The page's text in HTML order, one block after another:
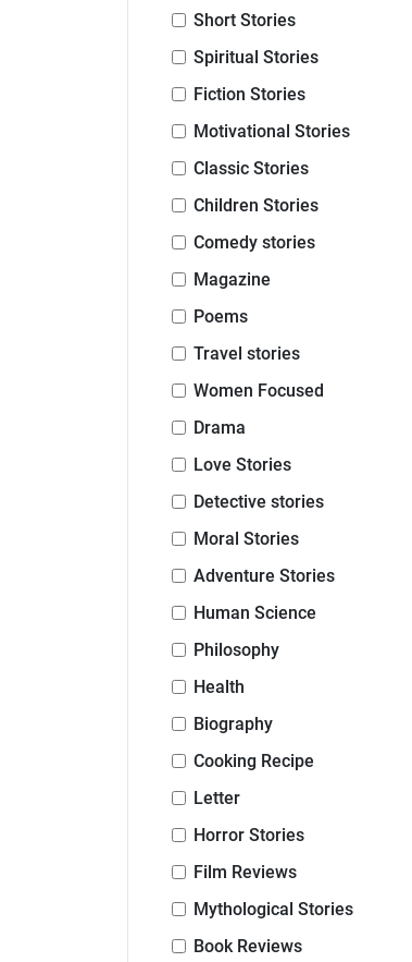
Short Stories
Spiritual Stories
Fiction Stories
Motivational Stories
Classic Stories
Children Stories
Comedy stories
Magazine
Poems
Travel stories
Women Focused
Drama
Love Stories
Detective stories
Moral Stories
Adventure Stories
Human Science
Philosophy
Health
Biography
Cooking Recipe
Letter
Horror Stories
Film Reviews
Mythological Stories
Book Reviews